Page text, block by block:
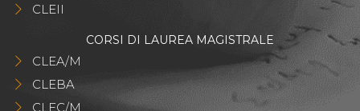
CLEII
CORSI DI LAUREA MAGISTRALE
CLEA/M
CLEBA
CLEC/M